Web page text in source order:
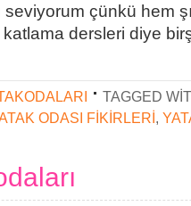
seviyorum çünkü hem
dersleri diye
TAGGED
ODASI FIKIRLERI,